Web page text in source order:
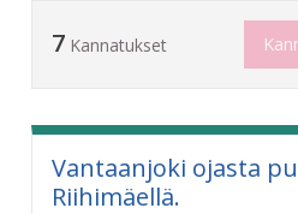
7 Kannatukset
Vantaanjoki ojasta
Riihimäellä.